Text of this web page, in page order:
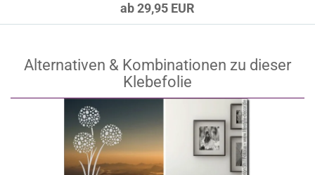
ab 29,95 EUR
Alternativen & Kombinationen zu dieser
Klebefolie